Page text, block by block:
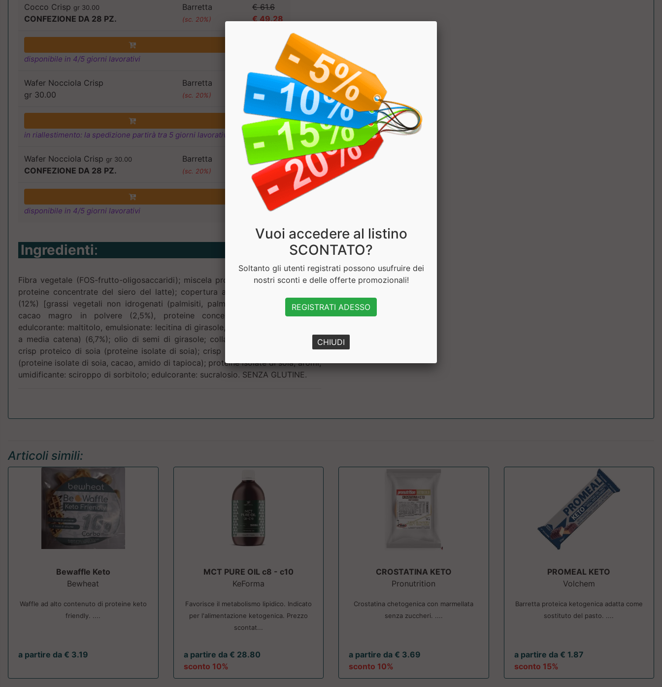
Cocco Crisp gr 30.00
CONFEZIONE DA 28 PZ.
Barretta
(sc. 20%)
€ 61.6
€ 49.28
disponibile in 4/5 giorni lavorativi
Wafer Nocciola Crisp
gr 30.00
Barretta
(sc. 20%)
€ 1.76
in riallestimento: la spedizione partirà tra 5 giorni lavorativi
Wafer Nocciola Crisp gr 30.00
CONFEZIONE DA 28 PZ.
Barretta
(sc. 20%)
€ 61.6
€ 49.28
disponibile in 4/5 giorni lavorativi
Ingredienti:
Fibra vegetale (FOS-frutto-oligosaccaridi); miscela proteica (proteine del latte,
proteine concentrate del siero del latte); copertura al cacao con edulcorante
(12%) [grassi vegetali non idrogenati (palmisiti, palma, karitè), inulina (2,8%),
cacao magro in polvere (2,5%), proteine concentrate del latte (1,7%),
edulcorante: maltitolo, emulsionate: lecitina di girasole, aroma]; MCT (trigliceridi
a media catena) (6,7%); olio di semi di girasole; collagene bovino idrolizzato;
crisp proteico di soia (proteine isolate di soia); crisp proteico di soia al cacao
(proteine isolate di soia, cacao, amido di tapioca); proteine isolate di soia; aromi;
umidificante: sciroppo di sorbitolo; edulcorante: sucralosio. SENZA GLUTINE.
Articoli simili:
Bewaffle Keto
Bewheat
Waffle ad alto contenuto di proteine keto
friendly. ....
a partire da € 3.19
MCT PURE OIL c8 - c10
KeForma
Favorisce il metabolismo lipidico. Indicato
per l'alimentazione ketogenica. Prezzo
scontat...
a partire da € 28.80
sconto 10%
CROSTATINA KETO
Pronutrition
Crostatina chetogenica con marmellata
senza zuccheri. ....
a partire da € 3.69
sconto 10%
PROMEAL KETO
Volchem
Barretta proteica ketogenica adatta come
sostituto del pasto. ....
a partire da € 1.87
sconto 15%
Vuoi accedere al listino
SCONTATO?
Soltanto gli utenti registrati possono usufruire dei
nostri sconti e delle offerte promozionali!
REGISTRATI ADESSO
CHIUDI